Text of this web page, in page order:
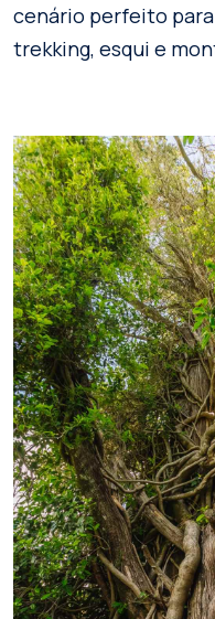
cenário perfeito
trekking, esqui e